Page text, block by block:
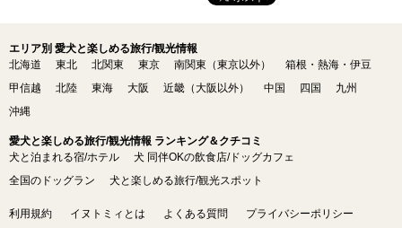
エリア別 愛犬と楽しめる旅行/観光情報
北海道
東北 北関東 東京 南関東（東京以外）
箱根・熱海・伊豆
甲信越
北陸 東海 大阪 近畿（大阪以外） 中国 四国
九州
沖縄
愛犬と楽しめる旅行/観光情報 ランキング＆クチコミ
犬と泊まれる宿/ホテル
犬 同伴OKの飲食店/ドッグカフェ
全国のドッグラン
犬と楽しめる旅行/観光スポット
利用規約 イヌトミィとは よくある質問 プライバシーポリシー